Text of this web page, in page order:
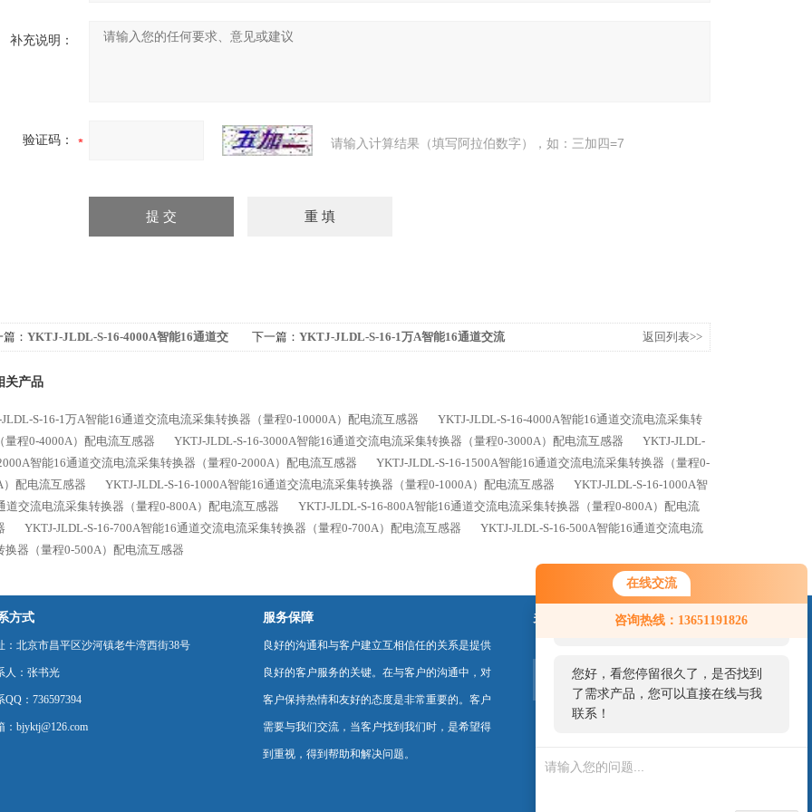
在线交流
咨询热线：13651191826
您好！欢迎前来咨询，很高兴为您
服务，请问您要咨询什么问题呢？
您好，看您停留很久了，是否找到
了需求产品，您可以直接在线与我
联系！
补充说明：
验证码： 请输入计算结果（填写阿拉伯数字），如：三加四=7
： YKTJ-JLDL-S-16-4000A智能16通道交
下一篇： YKTJ-JLDL-S-16-1万A智能16通道交流
返回列表>>
关产品
S-16-1万A智能16通道交流电流采集转换器（量程0-10000A）配电流互感器
YKTJ-JLDL-S-16-4000A智能16通道交流电流采集转
量程0-4000A）配电流互感器
YKTJ-JLDL-S-16-3000A智能16通道交流电流采集转换器（量程0-3000A）配电流互感器
YKTJ-JLDL-
智能16通道交流电流采集转换器（量程0-2000A）配电流互感器
YKTJ-JLDL-S-16-1500A智能16通道交流电流采集转换器（量程0-
）配电流互感器
YKTJ-JLDL-S-16-1000A智能16通道交流电流采集转换器（量程0-1000A）配电流互感器
YKTJ-JLDL-S-16-1000A智
道交流电流采集转换器（量程0-800A）配电流互感器
YKTJ-JLDL-S-16-800A智能16通道交流电流采集转换器（量程0-800A）配电流
YKTJ-JLDL-S-16-700A智能16通道交流电流采集转换器（量程0-700A）配电流互感器
YKTJ-JLDL-S-16-500A智能16通道交流电流
换器（量程0-500A）配电流互感器
方式
：北京市昌平区沙河镇老牛湾西街38号
人：张书光
QQ：736597394
：bjyktj@126.com
服务保障
良好的沟通和与客户建立互相信任的关系是提供
良好的客户服务的关键。在与客户的沟通中，对
客户保持热情和友好的态度是非常重要的。客户
需要与我们交流，当客户找到我们时，是希望得
到重视，得到帮助和解决问题。
关注我们